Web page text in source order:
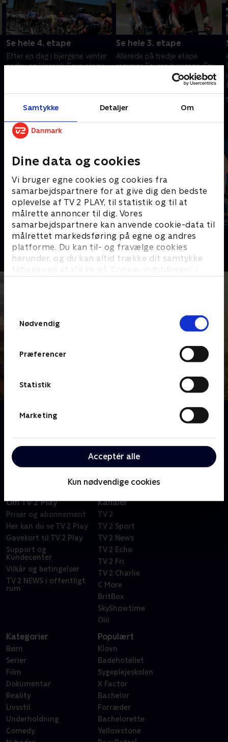
Samtykke Detaljer Om
Dine data og cookies
Vi bruger egne cookies og cookies fra
samarbejdspartnere for at give dig den bedste
oplevelse af TV 2 PLAY, til statistik og til at
målrette annoncer til dig. Vores
samarbejdspartnere kan anvende cookie-data til
målrettet markedsføring på egne og andres
platforme. Du kan til- og fravælge cookies
herunder, og du kan altid trække dit samtykke
tilbage ved at klikke på ’Cookie-indstillinger’ i
Nødvendig
Præferencer
Statistik
Marketing
Acceptér alle
Kun nødvendige cookies
Se hele 4. etape
Efter en dag i bjergene venter
endnu en klassisk Tour-etape
Se hele 3. etape
Allerede på tredje etape
rammer Touren bjergene. Fra
Granollers går det mod
Pyrenæerne, 4000 højdemeter
og en afslutning i Les Angles.
Andre så også
Sport Fokus
Sport
PLAYER
Fodbold
Om Tour de France - Etaper
Se eller gense etaperne fra Tour de France 2026, der
Paris på Champs-Élysées.
Om TV 2 Play
Priser og abonnement
Her kan du se TV 2 Play
Gavekort til TV 2 Play
Support og
Kundecenter
Vilkår og betingelser
TV 2 NEWS i offentligt
rum
Kanaler
TV 2
TV 2 Sport
TV 2 News
TV 2 Echo
TV 2 Fri
TV 2 Charlie
C More
BritBox
SkyShowtime
Oiii
Kategorier
Børn
Serier
Film
Dokumentar
Reality
Livsstil
Underholdning
Comedy
Populært
Klovn
Badehotellet
Sygeplejeskolen
X Factor
Bachelor
Forræder
Bachelorette
Yellowstone